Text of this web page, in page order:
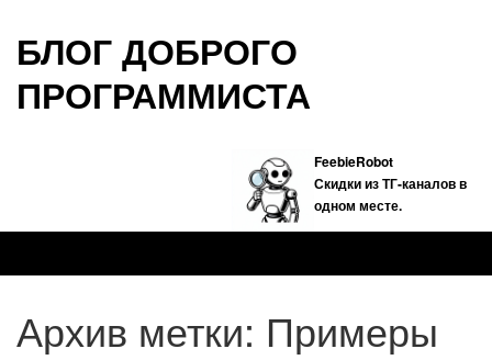
БЛОГ ДОБРОГО
ПРОГРАММИСТА
FeebieRobot
Скидки из ТГ-каналов в
одном месте.
Архив метки: Примеры